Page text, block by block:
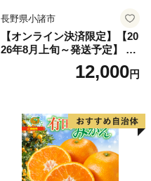
長野県小諸市
【オンライン決済限定】【20
26年8月上旬～発送予定】 先
行予約 「浅間水蜜桃プレミ
アム」 もも あかつき 秀品 約
果肉 長野県産 小諸市
12,000円